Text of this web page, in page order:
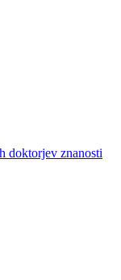
doktorjev znanosti